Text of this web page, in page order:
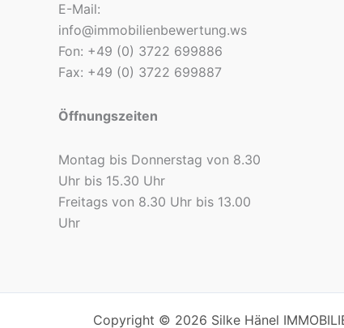
E-Mail:
info@immobilienbewertung.ws
Fon: +49 (0) 3722 699886
Fax: +49 (0) 3722 699887
Öffnungszeiten
Montag bis Donnerstag von 8.30
Uhr bis 15.30 Uhr
Freitags von 8.30 Uhr bis 13.00
Uhr
Copyright © 2026 Silke Hänel